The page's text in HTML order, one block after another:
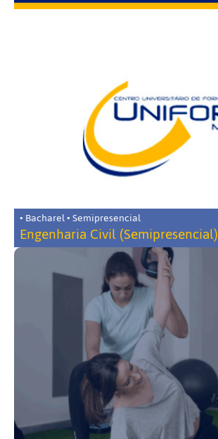
• Bacharel • Semipresencial
Engenharia Civil (Semipresencial)